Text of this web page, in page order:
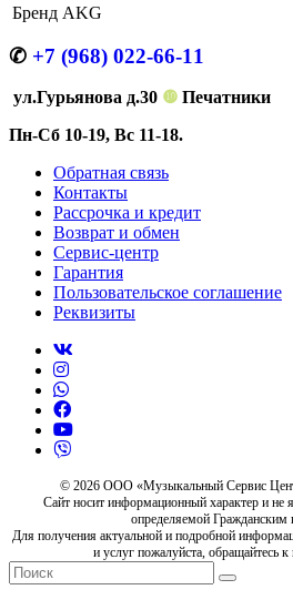
Бренд AKG
✆ +7 (968) 022-66-11
ул.Гурьянова д.30 ❿ Печатники
Пн-Сб 10-19, Вс 11-18.
Обратная связь
Контакты
Рассрочка и кредит
Возврат и обмен
Сервис-центр
Гарантия
Пользовательское соглашение
Реквизиты
© 2026 ООО «Музыкальный Сервис
Сайт носит информационный характер и не
определяемой Гражданским
Для получения актуальной и подробной
и услуг пожалуйста, обращайтесь